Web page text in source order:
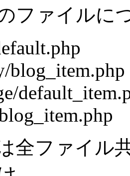
ファイルに
blog_item.php
全ファイル